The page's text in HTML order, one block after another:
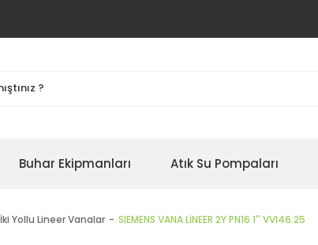
Buhar Ekipmanları Atık Su Pompaları
İki Yollu Lineer Vanalar SIEMENS VANA LİNEER 2Y PN16 1'' VVI46.25